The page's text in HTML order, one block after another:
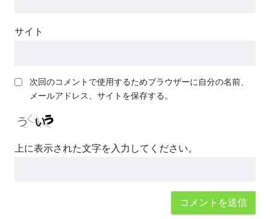
サイト
次回のコメントで使用するためブラウザーに自分の名前、
メールアドレス、サイトを保存する。
上に表示された文字を入力してください。